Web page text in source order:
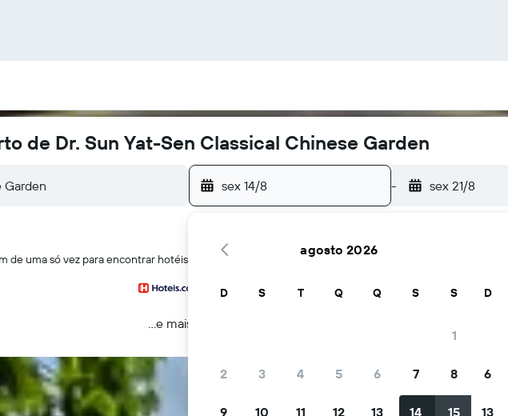
de Dr. Sun Yat-Sen Classical Chinese Garden
sex 14/8 - sex 21/8
de uma só vez para encontrar hotéis perto de Dr. Sun Yat-Sen Classical Chinese Garden em Vancouver
...e mais
agosto 2026
D S T Q Q S S
1
2 3 4 5 6 7 8
9 10 11 12 13 14 15
D
6
13